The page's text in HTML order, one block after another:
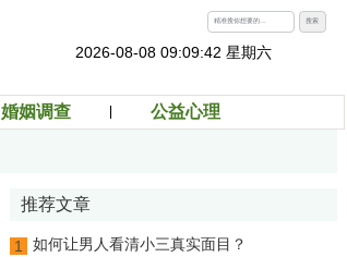
搜索
2026-08-08 09:09:43 星期六
婚姻调查 公益心理
推荐文章
1 如何让男人看清小三真实面目？